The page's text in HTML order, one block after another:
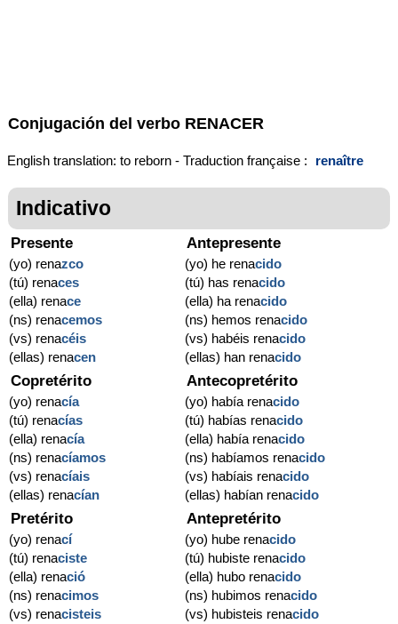
Conjugación del verbo RENACER
English translation: to reborn - Traduction française : renaître
Indicativo
Presente
(yo) renazco
(tú) renaces
(ella) renace
(ns) renacemos
(vs) renacéis
(ellas) renacen
Antepresente
(yo) he renacido
(tú) has renacido
(ella) ha renacido
(ns) hemos renacido
(vs) habéis renacido
(ellas) han renacido
Copretérito
(yo) renacía
(tú) renacías
(ella) renacía
(ns) renacíamos
(vs) renacíais
(ellas) renacían
Antecopretérito
(yo) había renacido
(tú) habías renacido
(ella) había renacido
(ns) habíamos renacido
(vs) habíais renacido
(ellas) habían renacido
Pretérito
(yo) renací
(tú) renaciste
(ella) renació
(ns) renacimos
(vs) renacisteis
Antepretérito
(yo) hube renacido
(tú) hubiste renacido
(ella) hubo renacido
(ns) hubimos renacido
(vs) hubisteis renacido